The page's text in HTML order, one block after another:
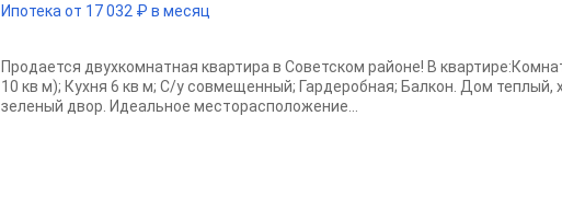
Ипотека от 17 032 ₽ в месяц
Продается двухкомнатная квартира в Советском районе! В
10 кв м); Кухня 6 кв м; С/у совмещенный; Гардеробная; Балкон. Дом теплый,
зеленый двор. Идеальное месторасположение...